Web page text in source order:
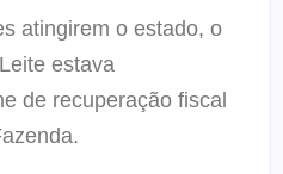
atingirem o estado, o
estava
de recuperação fiscal